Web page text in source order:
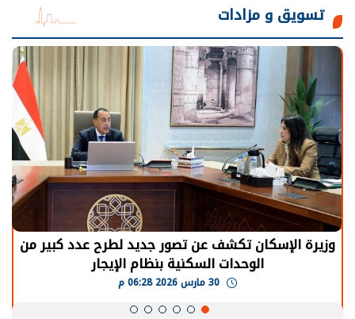
تسويق و مزادات
وزيرة الإسكان تكشف عن تصور جديد لطرح عدد كبير من
الوحدات السكنية بنظام الإيجار